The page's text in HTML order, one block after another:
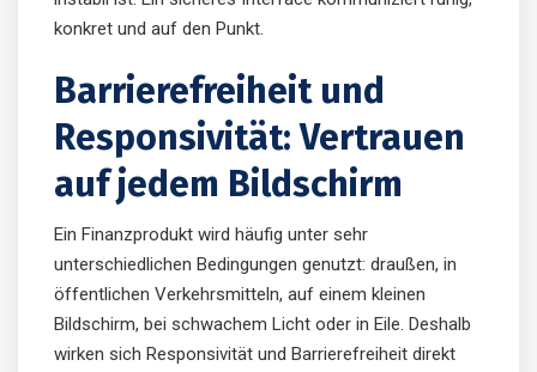
konkret und auf den Punkt.
Barrierefreiheit und
Responsivität: Vertrauen
auf jedem Bildschirm
Ein Finanzprodukt wird häufig unter sehr
unterschiedlichen Bedingungen genutzt: draußen, in
öffentlichen Verkehrsmitteln, auf einem kleinen
Bildschirm, bei schwachem Licht oder in Eile. Deshalb
wirken sich Responsivität und Barrierefreiheit direkt